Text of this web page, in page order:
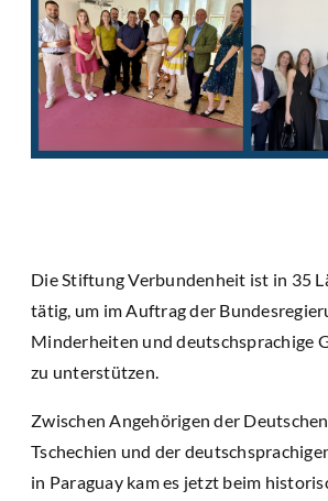
Die Stiftung Verbundenheit ist in 35
tätig, um im Auftrag der
Minderheiten und deutschsprachige
zu unterstützen.
Zwischen Angehörigen der
Tschechien und der
in Paraguay kam es jetzt beim